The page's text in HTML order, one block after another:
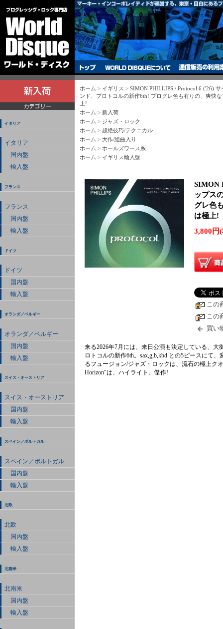
イタリア
イタリア
国内盤
輸入盤
フランス
フランス
国内盤
輸入盤
ドイツ
ドイツ
国内盤
輸入盤
オランダ／ベルギー
オランダ／ベルギー
国内盤
輸入盤
スイス・オーストリア
スイス・オーストリア
国内盤
輸入盤
スペイン／ポルトガル
スペイン／ポルトガル
国内盤
輸入盤
北欧
北欧
国内盤
輸入盤
北南米
北南米
国内盤
輸入盤
ホーム > イギリス > SIMON PHILLIPS / Protocol 6 ('26)
ンド、プロトコルの新作6th! プログレ色も有りの、爽快
上!
ホーム > 新入荷
ホーム > ジャズ・ロック
ホーム > 超絶技巧/テクニカル
ホーム > 大作/組曲入り
ホーム > ホールズワース系
ホーム > イギリス輸入盤
SIMON
ップス
グレ色
は極上!
3,800円
この
この
買い
来る2026年7月には、来日公演も決定している、
ロトコルの新作6th。sax,g,b,kbd との5ピースにて
るフュージョン/ジャズ・ロックは、流石の極上ク
Horizon"は、ハイライト。傑作!